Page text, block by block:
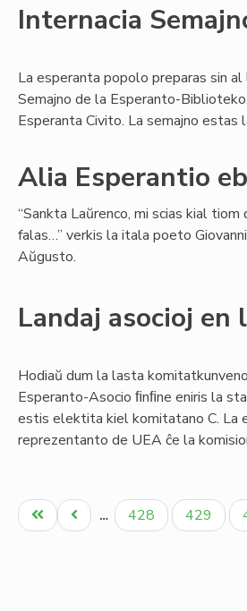
Internacia
La esperanta popolo preparas sin
Semajno de la Esperanto-
Esperanta Civito. La semajno
Alia Esperantio
“Sankta Laŭrenco, mi scias kial
falas…” verkis la itala poeto
Aŭgusto.
Landaj asocioj en
Hodiaŭ dum la lasta
Esperanto-Asocio ﬁnﬁne eniris la
estis elektita kiel komitatano C. La
reprezentanto de UEA ĉe la
Pagination
Unua
paĝo
Antaŭa
paĝo
… Paĝo
428 Paĝo
429